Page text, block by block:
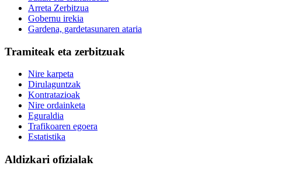
Arreta Zerbitzua
Gobernu irekia
Gardena, gardetasunaren ataria
Tramiteak eta zerbitzuak
Nire karpeta
Dirulaguntzak
Kontratazioak
Nire ordainketa
Eguraldia
Trafikoaren egoera
Estatistika
Aldizkari ofizialak